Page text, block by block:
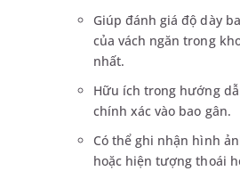
Giúp đánh giá độ dày
của vách ngăn trong
nhất.
Hữu ích trong hướng
chính xác vào bao gân.
Có thể ghi nhận hình
hoặc hiện tượng thoái